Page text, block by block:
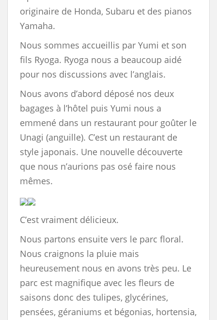
originaire de Honda, Subaru et des pianos
Yamaha.
Nous sommes accueillis par Yumi et son
fils Ryoga. Ryoga nous a beaucoup aidé
pour nos discussions avec l’anglais.
Nous avons d’abord déposé nos deux
bagages à l’hôtel puis Yumi nous a
emmené dans un restaurant pour goûter le
Unagi (anguille). C’est un restaurant de
style japonais. Une nouvelle découverte
que nous n’aurions pas osé faire nous
mêmes.
C’est vraiment délicieux.
Nous partons ensuite vers le parc floral.
Nous craignons la pluie mais
heureusement nous en avons très peu. Le
parc est magnifique avec les fleurs de
saisons donc des tulipes, glycérines,
pensées, géraniums et bégonias, hortensia,